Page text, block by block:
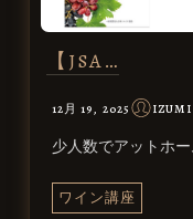
【JSA…
12月 19, 2025
少人数でアットホ
ワイン講座